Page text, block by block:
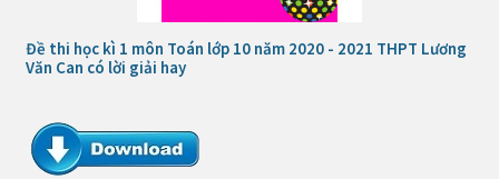
Đề thi học kì 1 môn Toán lớp 10 năm 2020 - 2021 THPT Lương
Văn Can có lời giải hay